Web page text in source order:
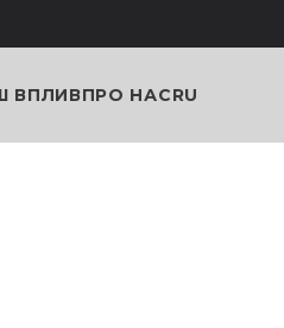
ВПЛИВПРО НАСRU